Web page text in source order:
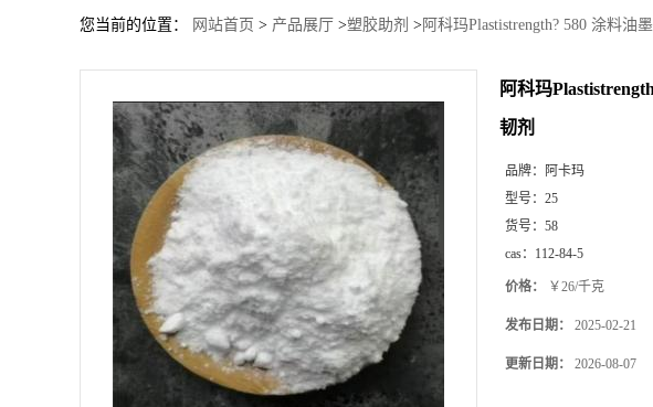
您当前的位置： 网站首页 > 产品展厅 >塑胶助剂 >阿科玛Plastistrength? 580 涂料
阿科玛
韧剂
品牌：
阿卡玛
型号： 25
货号： 58
cas： 112-84-5
价格： ￥26/千克
发布日期： 2025-02-21
更新日期： 2026-08-07